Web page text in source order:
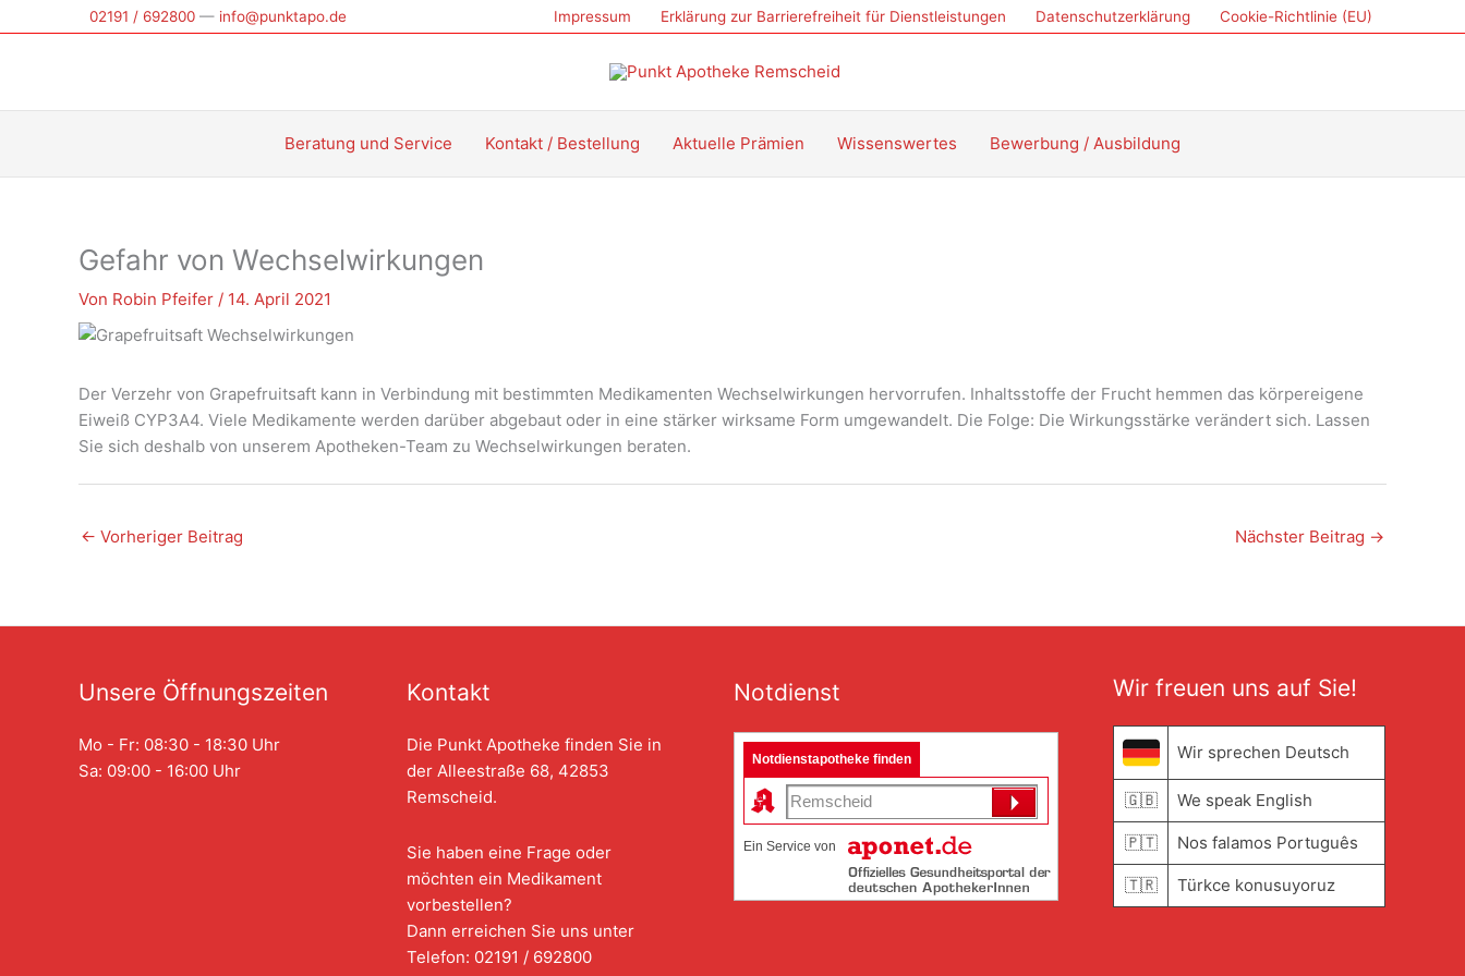
Inhalt
02191 / 692800 — info@punktapo.de Impressum Erklärung zur Barrierefreiheit für Dienstleistungen Datenschutzerklärung Cookie-Richtlinie (EU)
Beratung und Service Kontakt / Bestellung Aktuelle Prämien Wissenswertes Bewerbung / Ausbildung
Gefahr von Wechselwirkungen
Von Robin Pfeifer / 14. April 2021
Der Verzehr von Grapefruitsaft kann in Verbindung mit bestimmten Medikamenten Wechselwirkungen hervorrufen. Inhaltsstoffe der Frucht hemmen das körpereigene
Eiweiß CYP3A4. Viele Medikamente werden darüber abgebaut oder in eine stärker wirksame Form umgewandelt. Die Folge: Die Wirkungsstärke verändert sich. Lassen
Sie sich deshalb von unserem Apotheken-Team zu Wechselwirkungen beraten.
← Vorheriger Beitrag Nächster Beitrag →
Unsere Öffnungszeiten
Mo - Fr: 08:30 - 18:30 Uhr
Sa: 09:00 - 16:00 Uhr
Kontakt
Die Punkt Apotheke finden Sie in
der Alleestraße 68, 42853
Remscheid.
Sie haben eine Frage oder
möchten ein Medikament
vorbestellen?
Dann erreichen Sie uns unter
Telefon: 02191 / 692800
Notdienst
Notdienstapotheke finden
Ein Service von
Wir freuen uns auf Sie!
Wir sprechen Deutsch
🇬🇧 We speak English
🇵🇹 Nos falamos Português
🇹🇷 Türkce konusuyoruz